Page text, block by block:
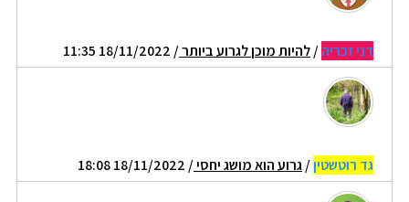
דני זכריה/להיות מוכן לגרוע ביותר/ 18/11/2022 11:35
גד רוטשטין/גרוע הוא מושג יחסי/ 18/11/2022 18:08